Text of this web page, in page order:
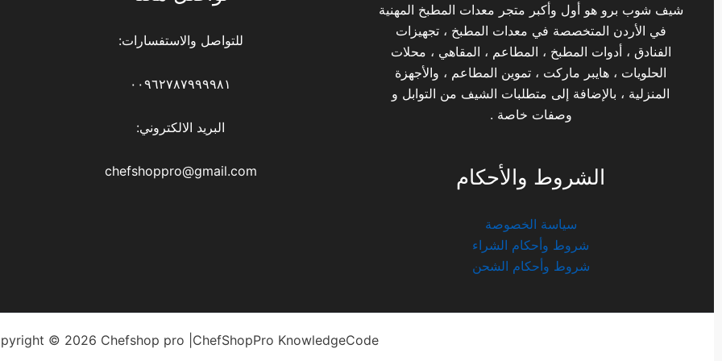
شيف شوب برو هو أول وأكبر متجر معدات المطبخ المهنية
في الأردن المتخصصة في معدات المطبخ ، تجهيزات
الفنادق ، أدوات المطبخ ، المطاعم ، المقاهي ، محلات
الحلويات ، هايبر ماركت ، تموين المطاعم ، والأجهزة
المنزلية ، بالإضافة إلى متطلبات الشيف من التوابل و
وصفات خاصة .
الشروط والأحكام
سياسة الخصوصة
شروط وأحكام الشراء
شروط وأحكام الشحن
للتواصل والاستفسارات:
٠٠٩٦٢٧٨٧٩٩٩٩٨١
البريد الالكتروني:
chefshoppro@gmail.com
© 2026 Chefshop pro |ChefShopPro KnowledgeCode